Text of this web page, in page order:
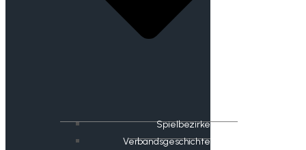
Spielbezirke
Verbandsgeschichte